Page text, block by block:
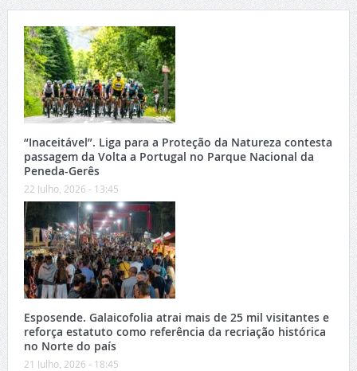
“Inaceitável”. Liga para a Proteção da Natureza contesta
passagem da Volta a Portugal no Parque Nacional da
Peneda-Gerês
22 Julho, 2026 - 13:45
Esposende. Galaicofolia atrai mais de 25 mil visitantes e
reforça estatuto como referência da recriação histórica
no Norte do país
21 Julho, 2026 - 18:45